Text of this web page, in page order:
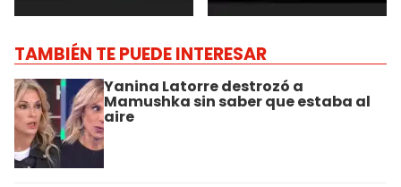
TAMBIÉN TE PUEDE INTERESAR
Yanina Latorre destrozó a
Mamushka sin saber que estaba al
aire